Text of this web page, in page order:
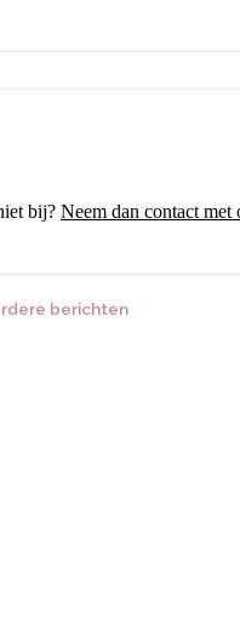
bij? Neem dan contact met
berichten